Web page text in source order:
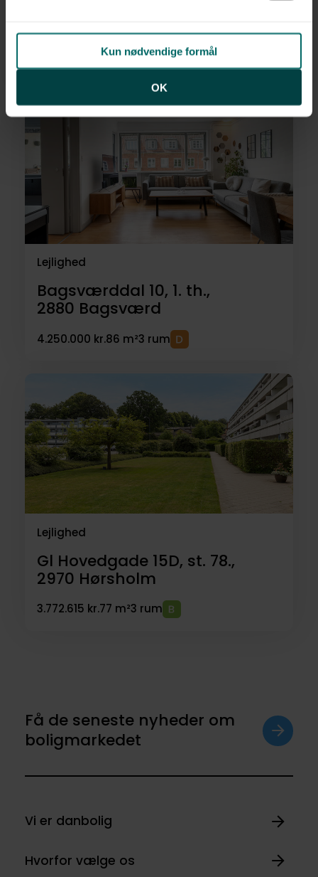
Kun nødvendige formål
OK
2960Rungsted Kyst
3.495.000 kr.84 m²3 rum
Lejlighed
Bagsværddal 10, 1. th.,
2880 Bagsværd
4.250.000 kr.86 m²3 rum
Lejlighed
Gl Hovedgade 15D, st. 78.,
2970 Hørsholm
3.772.615 kr.77 m²3 rum
Få de seneste nyheder om
boligmarkedet
Vi er danbolig
Hvorfor vælge os